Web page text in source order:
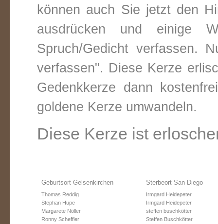
können auch Sie jetzt den
ausdrücken und einige
Spruch/Gedicht verfassen.
verfassen". Diese Kerze
Gedenkkerze dann
goldene Kerze umwandeln.
Diese Kerze ist
Geburtsort Gelsenkirchen
Thomas Reddig
Stephan Hupe
Margarete Nöller
Ronny Scheffler
Sterbeort San Diego
Irmgard Heidepeter
Irmgard Heidepeter
steffen buschkötter
Steffen Buschkötter